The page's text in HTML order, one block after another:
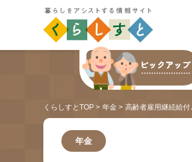
くらしすとTOP 年金 高齢者雇用継続給
年金